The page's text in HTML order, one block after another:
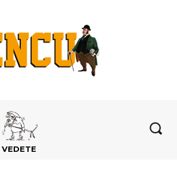
VEDETE